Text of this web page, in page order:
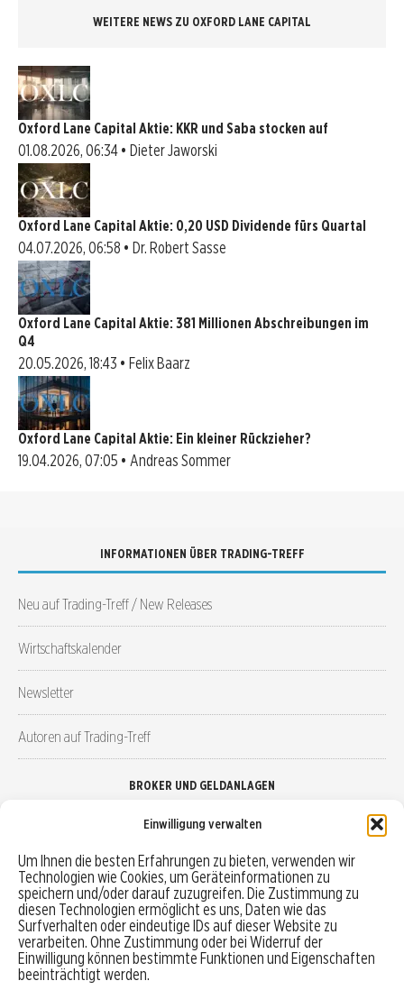
Einwilligung verwalten
Um Ihnen die besten Erfahrungen zu bieten, verwenden wir
Technologien wie Cookies, um Geräteinformationen zu
speichern und/oder darauf zuzugreifen. Die Zustimmung zu
diesen Technologien ermöglicht es uns, Daten wie das
Surfverhalten oder eindeutige IDs auf dieser Website zu
verarbeiten. Ohne Zustimmung oder bei Widerruf der
Einwilligung können bestimmte Funktionen und Eigenschaften
beeinträchtigt werden.
WEITERE NEWS ZU OXFORD LANE CAPITAL
Oxford Lane Capital Aktie: KKR und Saba stocken auf
01.08.2026, 06:34 • Dieter Jaworski
Oxford Lane Capital Aktie: 0,20 USD Dividende fürs Quartal
04.07.2026, 06:58 • Dr. Robert Sasse
Oxford Lane Capital Aktie: 381 Millionen Abschreibungen im
Q4
20.05.2026, 18:43 • Felix Baarz
Oxford Lane Capital Aktie: Ein kleiner Rückzieher?
19.04.2026, 07:05 • Andreas Sommer
INFORMATIONEN ÜBER TRADING-TREFF
Neu auf Trading-Treff / New Releases
Wirtschaftskalender
Newsletter
Autoren auf Trading-Treff
BROKER UND GELDANLAGEN
Robo-Advisor vergleichen
Depotvergleich
Festgeld vergleichen